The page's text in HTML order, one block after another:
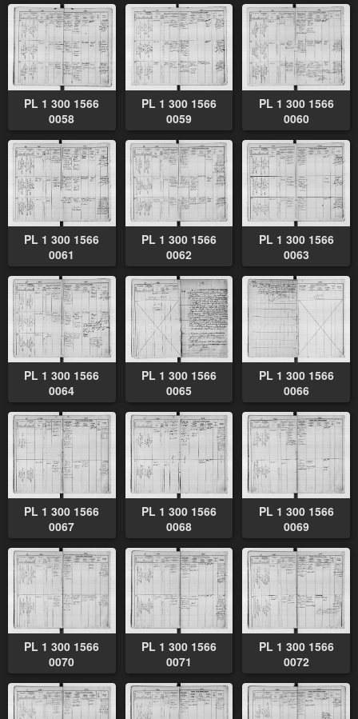
PL 1 300 1566
0058
PL 1 300 1566
0059
PL 1 300 1566
0060
PL 1 300 1566
0061
PL 1 300 1566
0062
PL 1 300 1566
0063
PL 1 300 1566
0064
PL 1 300 1566
0065
PL 1 300 1566
0066
PL 1 300 1566
0067
PL 1 300 1566
0068
PL 1 300 1566
0069
PL 1 300 1566
0070
PL 1 300 1566
0071
PL 1 300 1566
0072